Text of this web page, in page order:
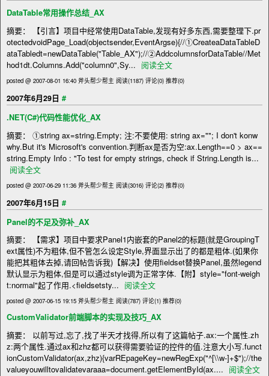
DataTable常用操作总结_AX
摘要： 【引言】项目中经常使用DataTable,发现有好多东西,需要整理下.pr
otectedvoidPage_Load(objectsender,EventArgse){//①CreateaDataTableD
ataTabledt=newDataTable("Table_AX");//②AddcolumnsforDataTable//Met
hod1dt.Columns.Add("column0",Sy... 阅读全文
posted @ 2007-08-01 16:40 斧头帮少帮主 阅读(1187) 评论(0) 推荐(0)
2007年6月29日 #
.NET(C#)代码性能优化_AX
摘要： ①string ax=string.Empty; 注:不要使用: string ax=""; I don't konw
why.But it's Microsoft's convention.判断ax是否为空:ax.Length==0 > ax==
string.Empty Info : "To test for empty strings, check if String.Length is...
阅读全文
posted @ 2007-06-29 11:36 斧头帮少帮主 阅读(3016) 评论(2) 推荐(0)
2007年6月15日 #
Panel的不足及弥补_AX
摘要： 【需求】项目中要求Panel1内嵌套的Panel2的标题(就是GroupingT
ext属性)不为粗体,但不管怎么设定Style,界面显示出了的都是粗体.(如果你
能把其粗体去掉,请回帖告诉我)【解决】使用fieldset替换Panel,虽然legend
默认显示为粗体,但是可以通过style调为正常字体.【附】style="font-weigh
t:normal"起了作用.<fieldsetsty... 阅读全文
posted @ 2007-06-15 19:15 斧头帮少帮主 阅读(787) 评论(1) 推荐(0)
CustomValidator前端脚本的实现及技巧_AX
摘要： 以前写过,忘了,找了半天才找得,所以有了这篇帖子.ax:一个属性.zh
z:两个属性.通过ax和zhz都可以获得需要验证的控件的值.注意大小写.funct
ionCustomValidator(ax,zhz){varREpageKey=newRegExp("^[\\w-]+$");//the
valueyouwilltovalidatevaraaa=document.getElementById(ax.... 阅读全文